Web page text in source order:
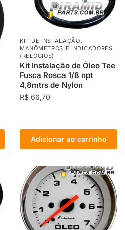
KIT DE INSTALAÇÃO,
MANÔMETROS E INDICADORES
(RELÓGIOS)
Kit Instalação de Óleo Tee
Fusca Rosca 1/8 npt
4,8mtrs de Nylon
R$ 66,70
Adicionar ao carrinho